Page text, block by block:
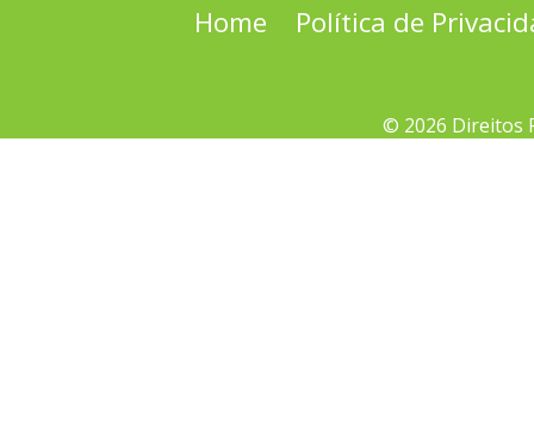
Home Política de
© 2026 Direitos